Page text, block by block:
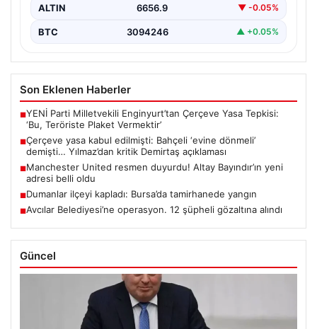
ALTIN 6656.9 ▼ -0.05%
BTC 3094246 ▲ +0.05%
Son Eklenen Haberler
■YENİ Parti Milletvekili Enginyurt’tan Çerçeve Yasa Tepkisi:
‘Bu, Teröriste Plaket Vermektir’
■Çerçeve yasa kabul edilmişti: Bahçeli ‘evine dönmeli’
demişti… Yılmaz’dan kritik Demirtaş açıklaması
■Manchester United resmen duyurdu! Altay Bayındır’ın yeni
adresi belli oldu
■Dumanlar ilçeyi kapladı: Bursa’da tamirhanede yangın
■Avcılar Belediyesi’ne operasyon. 12 şüpheli gözaltına alındı
Güncel